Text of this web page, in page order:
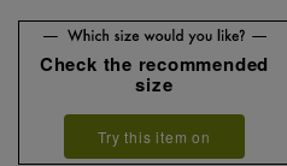
Check the recommended
size
Try this item on